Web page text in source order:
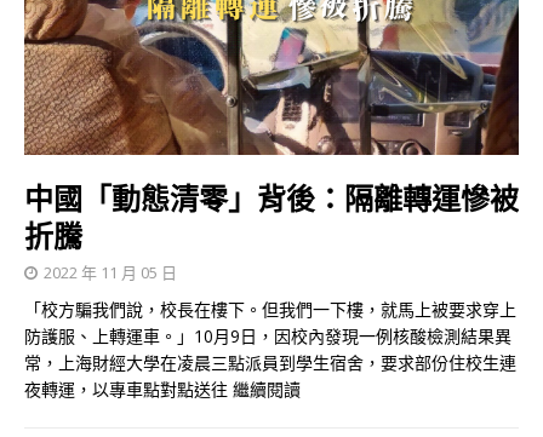
中國「動態清零」背後：隔離轉運慘被
折騰
2022 年 11 月 05 日
「校方騙我們說，校長在樓下。但我們一下樓，就馬上被要求穿上
防護服、上轉運車。」10月9日，因校內發現一例核酸檢測結果異
常，上海財經大學在凌晨三點派員到學生宿舍，要求部份住校生連
夜轉運，以專車點對點送往 繼續閱讀